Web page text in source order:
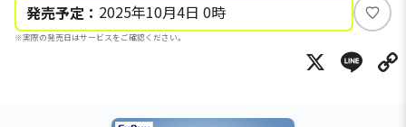
発売予定： 2025年10月4日 0時
※実際の発売日はサービスをご確認ください。
い
ね
X